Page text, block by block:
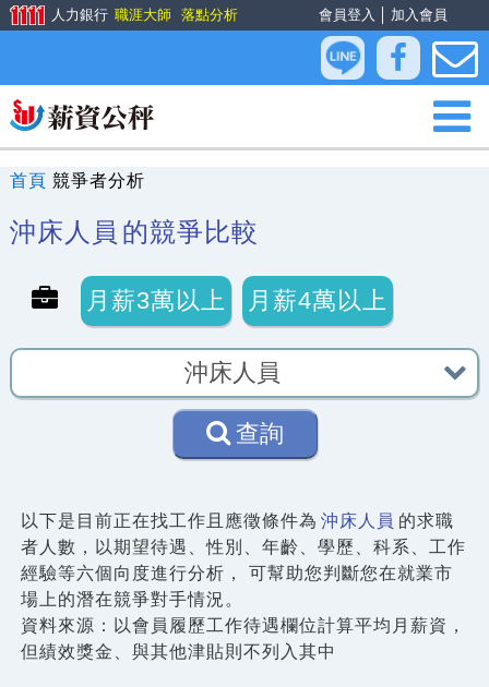
會員登入 加入會員
人力銀行 職涯大師 落點分析
首頁 競爭者分析
沖床人員 的競爭比較
月薪3萬以上 月薪4萬以上
查詢
以下是目前正在找工作且應徵條件為 沖床人員 的求職
者人數，以期望待遇、性別、年齡、學歷、科系、工作
經驗等六個向度進行分析， 可幫助您判斷您在就業市
場上的潛在競爭對手情況。
資料來源：以會員履歷工作待遇欄位計算平均月薪資，
但績效獎金、與其他津貼則不列入其中